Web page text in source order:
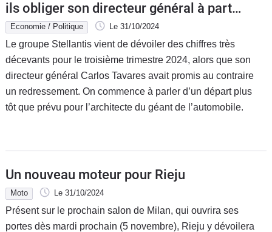
ils obliger son directeur général à partir
?Economie / Politique Le 31/10/2024
Le groupe Stellantis vient de dévoiler des chiffres très
décevants pour le troisième trimestre 2024, alors que son
directeur général Carlos Tavares avait promis au contraire
un redressement. On commence à parler d’un départ plus
tôt que prévu pour l’architecte du géant de l’automobile.
Un nouveau moteur pour Rieju
Moto Le 31/10/2024
Présent sur le prochain salon de Milan, qui ouvrira ses
portes dès mardi prochain (5 novembre), Rieju y dévoilera